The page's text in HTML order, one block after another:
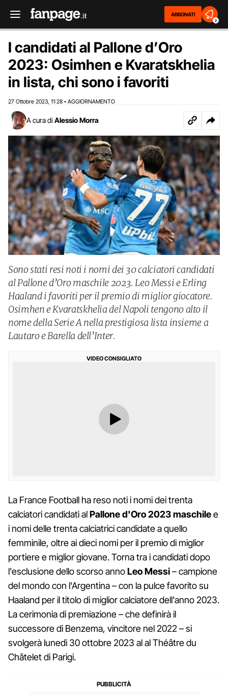
ABBONATI
2
I candidati al Pallone d’Oro
2023: Osimhen e Kvaratskhelia
in lista, chi sono i favoriti
27 Ottobre 2023 11:28 • AGGIORNAMENTO
A cura di Alessio Morra
Sono stati resi noti i nomi dei 30 calciatori candidati
al Pallone d’Oro maschile 2023. Leo Messi e Erling
Haaland i favoriti per il premio di miglior giocatore.
Osimhen e Kvaratskhelia del Napoli tengono alto il
nome della Serie A nella prestigiosa lista insieme a
Lautaro e Barella dell’Inter.
VIDEO CONSIGLIATO
La France Football ha reso noti i nomi dei trenta
calciatori candidati alPallone d'Oro 2023 maschilee
i nomi delle trenta calciatrici candidate a quello
femminile, oltre ai dieci nomi per il premio di miglior
portiere e miglior giovane. Torna tra i candidati dopo
l'esclusione dello scorso annoLeo Messi– campione
del mondo con l'Argentina – con la pulce favorito su
Haaland per il titolo di miglior calciatore dell'anno 2023.
La cerimonia di premiazione – che definirà il
successore di Benzema, vincitore nel 2022 – si
svolgerà lunedì 30 ottobre 2023 al al Théâtre du
Châtelet di Parigi.